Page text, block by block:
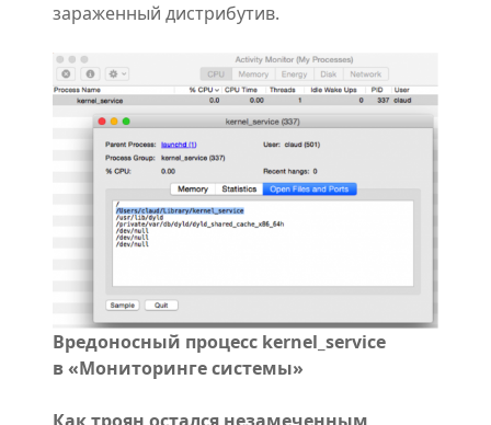
зараженный дистрибутив.
Вредоносный процесс kernel_service
в «Мониторинге системы»